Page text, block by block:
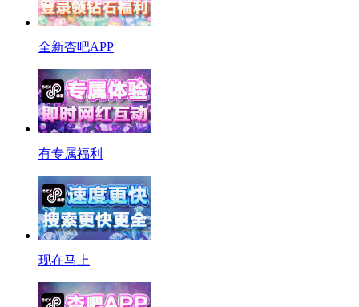
全新杏吧APP
有专属福利
现在马上